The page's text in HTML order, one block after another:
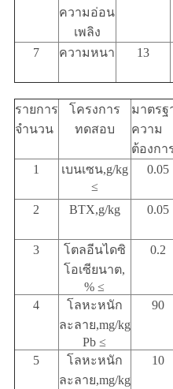
ความอ่อน
เพลิง
7 ความหนา 13
รายการ
จํานวน
โครงการ
ทดสอบ
มาตรฐ
ความ
ต้องกา
1
เบนเซน,g/kg
≤
0.05
2
BTX,g/kg 0.05
3
โตลอีนไดซิ
โอเซียนาต,
% ≤
0.2
4
โลหะหนัก
ละลาย,mg/kg
Pb ≤
90
5
โลหะหนัก
ละลาย,mg/kg
10